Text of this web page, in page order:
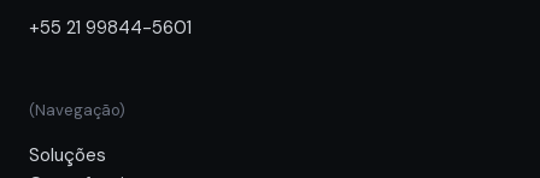
+55 21 99844-5601
(Navegação)
Soluções